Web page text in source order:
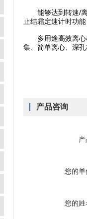
能够达到转速/离
止结霜定速计时功
多用途高效离心机
集、简单离心、深
产品咨询
您的单
您的姓